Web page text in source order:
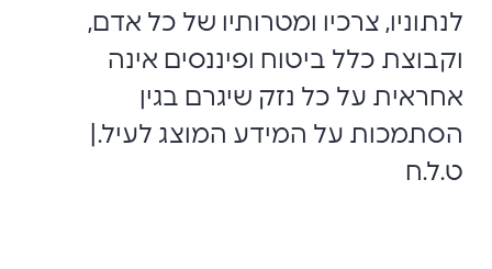
לנתוניו, צרכיו ומטרותיו של כל אדם,
וקבוצת כלל ביטוח ופיננסים אינה
אחראית על כל נזק שיגרם בגין
הסתמכות על המידע המוצג לעיל.|
ט.ל.ח